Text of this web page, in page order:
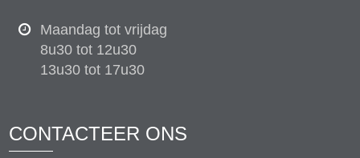
Maandag tot vrijdag
8u30 tot 12u30
13u30 tot 17u30
CONTACTEER ONS